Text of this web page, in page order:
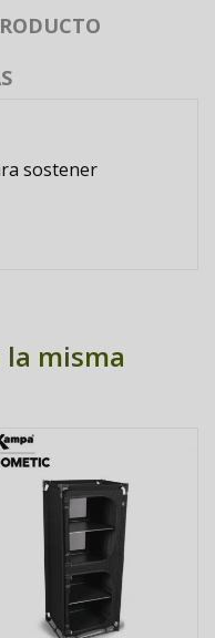
sostener
misma